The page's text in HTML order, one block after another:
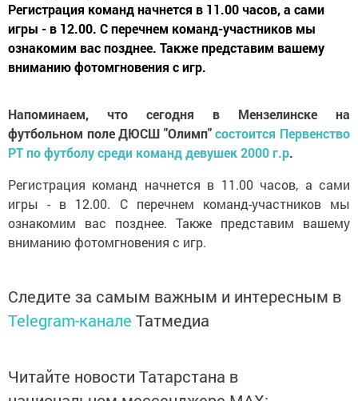
Регистрация команд начнется в 11.00 часов, а сами
игры - в 12.00. С перечнем команд-участников мы
ознакомим вас позднее. Также представим вашему
вниманию фотомгновения с игр.
Напоминаем, что сегодня в Мензелинске на
футбольном поле ДЮСШ "Олимп"состоится Первенство
РТ по футболу среди команд девушек 2000 г.р.
Регистрация команд начнется в 11.00 часов, а сами
игры - в 12.00. С перечнем команд-участников мы
ознакомим вас позднее. Также представим вашему
вниманию фотомгновения с игр.
Следите за самым важным и интересным в
Telegram-канале Татмедиа
Читайте новости Татарстана в